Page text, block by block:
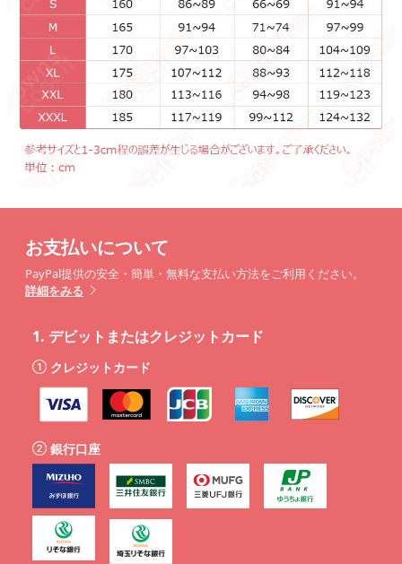
お支払いについて
PayPal提供の安全・簡単・無料な支払い方法をご利用ください。
詳細をみる
1. デビットまたはクレジットカード
クレジットカード
銀行口座